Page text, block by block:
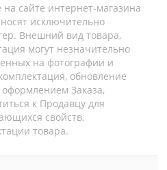
сайте интернет-магазина
исключительно
Внешний вид товара,
могут незначительно
на фотографии и
обновление
Заказа,
к Продавцу для
свойств,
товара.